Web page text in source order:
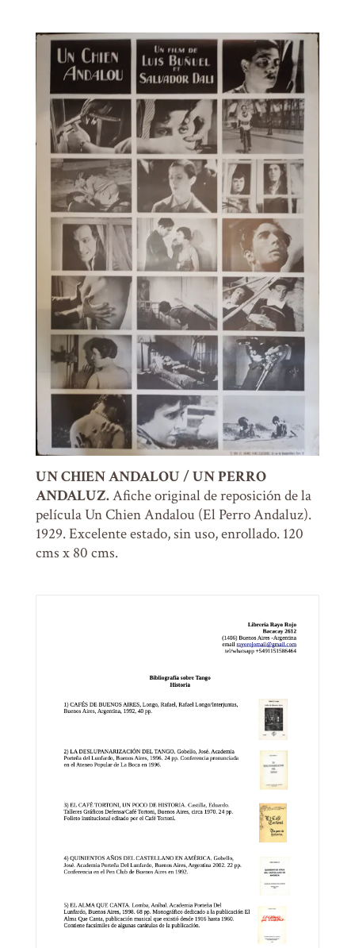
UN CHIEN ANDALOU / UN PERRO
ANDALUZ.Afiche original de reposición de la
película Un Chien Andalou (El Perro Andaluz).
1929. Excelente estado, sin uso, enrollado. 120
cms x 80 cms.